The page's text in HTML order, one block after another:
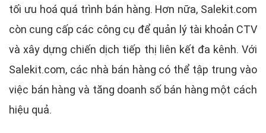
tối ưu hoá quá trình bán hàng. Hơn nữa, Salekit.com
còn cung cấp các công cụ để quản lý tài khoản CTV
và xây dựng chiến dịch tiếp thị liên kết đa kênh. Với
Salekit.com, các nhà bán hàng có thể tập trung vào
việc bán hàng và tăng doanh số bán hàng một cách
hiệu quả.